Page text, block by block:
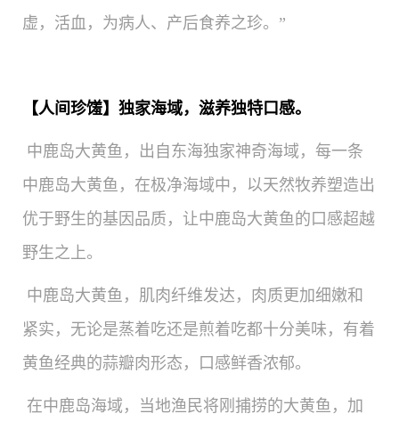
虚，活血，为病人、产后食养之珍。”
【人间珍馐】独家海域，滋养独特口感。
中鹿岛大黄鱼，出自东海独家神奇海域，每一条
中鹿岛大黄鱼，在极净海域中，以天然牧养塑造出
优于野生的基因品质，让中鹿岛大黄鱼的口感超越
野生之上。
中鹿岛大黄鱼，肌肉纤维发达，肉质更加细嫩和
紧实，无论是蒸着吃还是煎着吃都十分美味，有着
黄鱼经典的蒜瓣肉形态，口感鲜香浓郁。
在中鹿岛海域，当地渔民将刚捕捞的大黄鱼，加